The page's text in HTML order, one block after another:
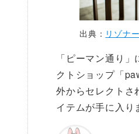
出典： リゾナ
「ピーマン通り
クトショップ「
外からセレクトさ
イテムが手に入り